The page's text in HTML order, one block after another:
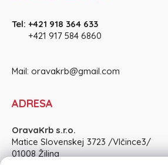
Tel: +421 918 364 633
+421 917 584 6860
Mail: oravakrb@gmail.com
ADRESA
OravaKrb s.r.o.
Matice Slovenskej 3723 /Vlčince3/
01008 Žilina